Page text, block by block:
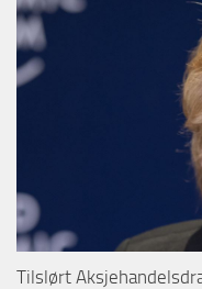
Tilslørt